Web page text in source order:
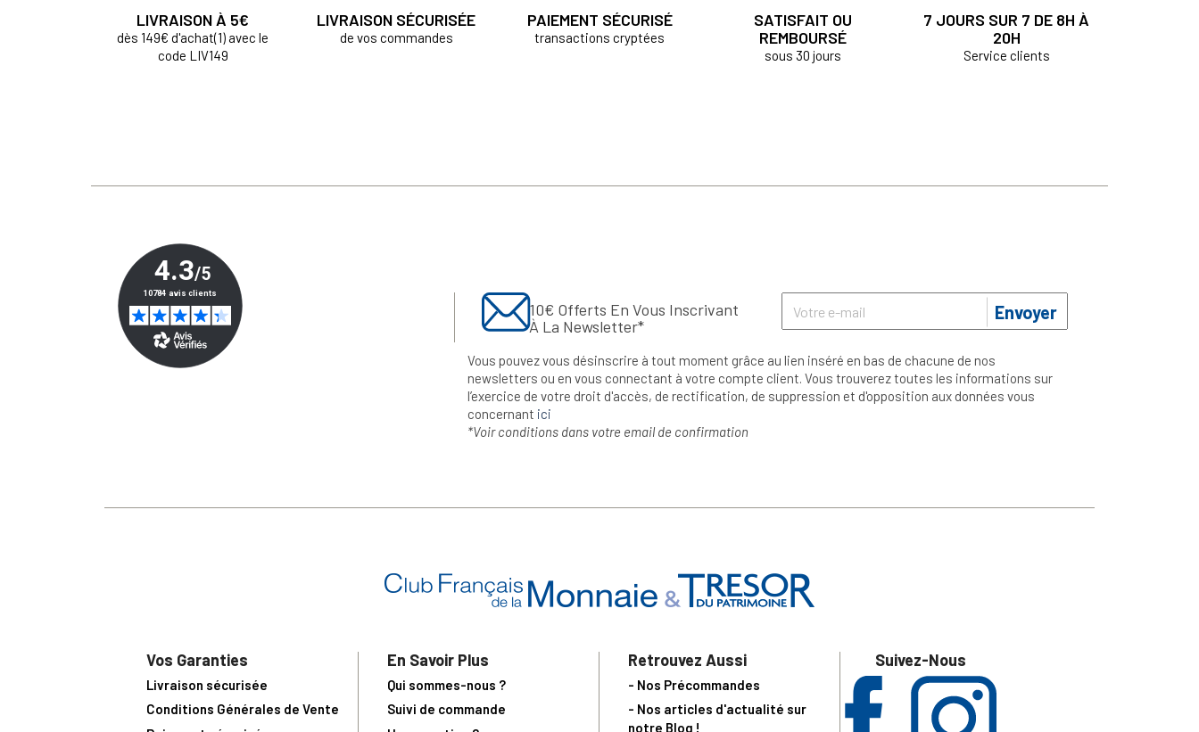
LIVRAISON À 5€
dès 149€ d'achat(1) avec le
code LIV149
LIVRAISON SÉCURISÉE
de vos commandes
PAIEMENT SÉCURISÉ
transactions cryptées
SATISFAIT OU
REMBOURSÉ
sous 30 jours
7 JOURS SUR 7 DE 8H À
20H
Service clients
10€ Offerts En Vous Inscrivant
À La Newsletter*
Envoyer
Vous pouvez vous désinscrire à tout moment grâce au lien inséré en bas de chacune de nos
newsletters ou en vous connectant à votre compte client. Vous trouverez toutes les informations sur
l’exercice de votre droit d'accès, de rectification, de suppression et d'opposition aux données vous
concernant ici
*Voir conditions dans votre email de confirmation
Vos Garanties
Livraison sécurisée
Conditions Générales de Vente
En Savoir Plus
Qui sommes-nous ?
Suivi de commande
Retrouvez Aussi
- Nos Précommandes
- Nos articles d'actualité sur
notre Blog !
Suivez-Nous